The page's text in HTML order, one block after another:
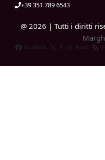
+39 351 789 6543
@ 2026 | Tutti i diritti
Facebook X News